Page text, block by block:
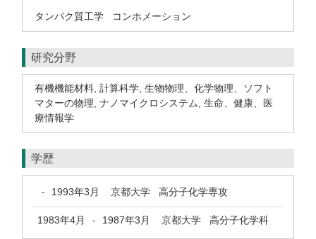
タンパク質工学
コンホメーション
研究分野
有機機能材料 計算科学 生物物理、化学物理、ソフト
マターの物理 ナノマイクロシステム
生命、健康、医
療情報学
学歴
- 1993年3月 京都大学 高分子化学専攻
1983年4月 - 1987年3月 京都大学 高分子化学科